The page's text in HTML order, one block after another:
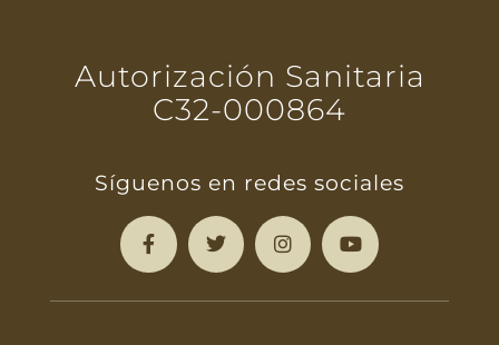
Autorización Sanitaria
C32-000864
Síguenos en redes sociales